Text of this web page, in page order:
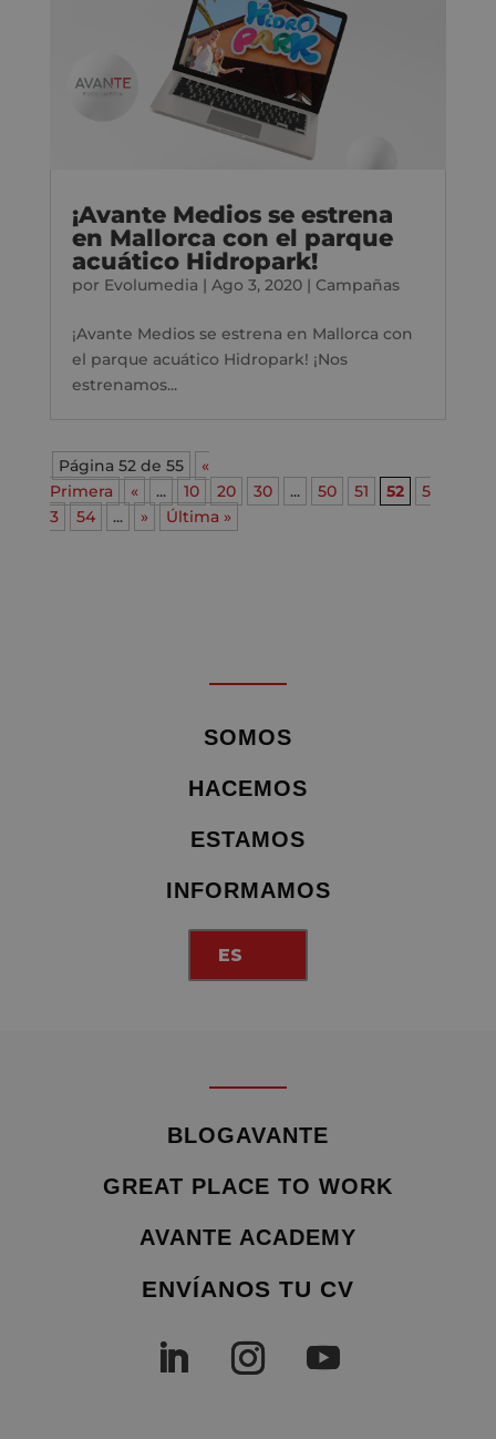
¡Avante Medios se estrena
en Mallorca con el parque
acuático Hidropark!
por Evolumedia | Ago 3, 2020| Campañas
¡Avante Medios se estrena en Mallorca con
el parque acuático Hidropark! ¡Nos
estrenamos...
Página 52 de 55
«
Primera
« ... 10 20 30 ... 50 51 52
5
3
54 ... » Última »
SOMOS
HACEMOS
ESTAMOS
INFORMAMOS
ES
BLOGAVANTE
GREAT PLACE TO WORK
AVANTE ACADEMY
ENVÍANOS TU CV